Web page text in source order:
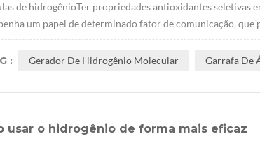
de hidrogênioTer propriedades antioxidantes seletivas
um papel de determinado fator de comunicação,
: Gerador De Hidrogênio Molecular Garrafa De
usar o hidrogênio de forma mais eficaz